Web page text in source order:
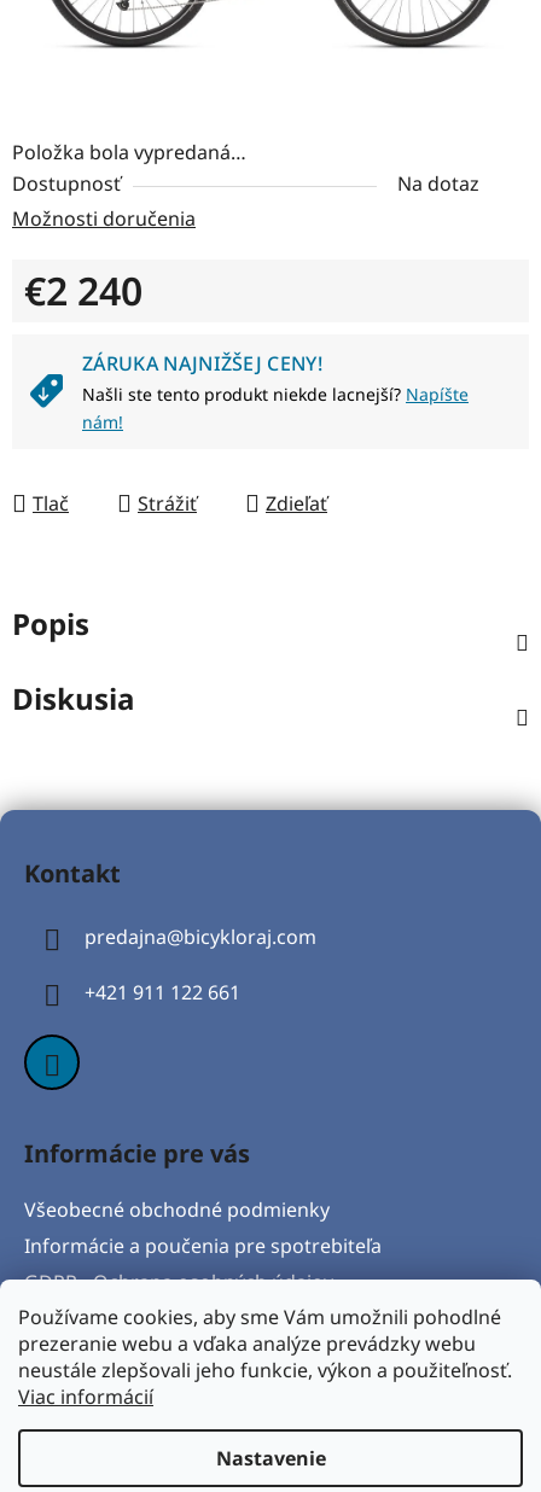
Používame cookies, aby sme Vám umožnili pohodlné
prezeranie webu a vďaka analýze prevádzky webu
neustále zlepšovali jeho funkcie, výkon a použiteľnosť.
Viac informácií
Nastavenie
Položka bola vypredaná…
Dostupnosť
Na dotaz
Možnosti doručenia
€2 240
ZÁRUKA NAJNIŽŠEJ CENY!
Našli ste tento produkt niekde lacnejší? Napíšte
nám!
Tlač Strážiť Zdieľať
Popis
Diskusia
Z
Kontakt
predajna@bicykloraj.com
+421 911 122 661
Informácie pre vás
Všeobecné obchodné podmienky
Informácie a poučenia pre spotrebiteľa
GDPR - Ochrana osobných údajov
Formulár na odstúpenie od zmluvy
Postup pri vytknutí vady produktu a Reklamačný
protokol